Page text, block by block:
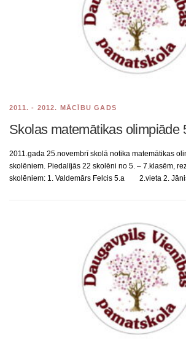
2011. - 2012. MĀCĪBU GADS
Skolas matemātikas olimpiāde
2011.gada 25.novembrī skolā notika matemātikas
skolēniem. Piedalījās 22 skolēni no 5. – 7.klasēm,
skolēniem: 1. Valdemārs Felcis 5.a 2.vieta 2.